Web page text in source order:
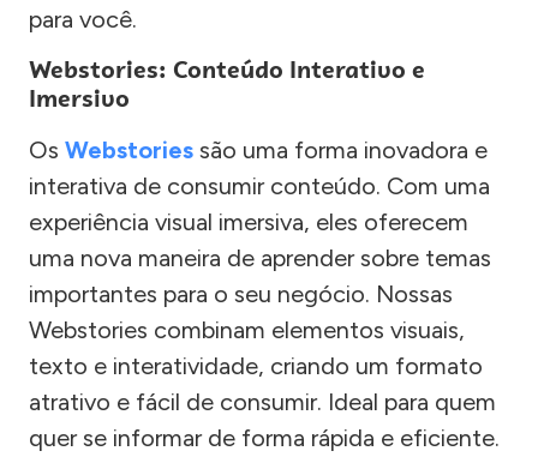
para você.
Webstories: Conteúdo Interativo e
Imersivo
Os Webstories são uma forma inovadora e
interativa de consumir conteúdo. Com uma
experiência visual imersiva, eles oferecem
uma nova maneira de aprender sobre temas
importantes para o seu negócio. Nossas
Webstories combinam elementos visuais,
texto e interatividade, criando um formato
atrativo e fácil de consumir. Ideal para quem
quer se informar de forma rápida e eficiente.